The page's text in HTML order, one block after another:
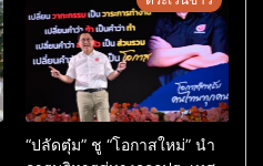
“ปลัดตุ๋ม” ชู “โอกาสใหม่” นำ